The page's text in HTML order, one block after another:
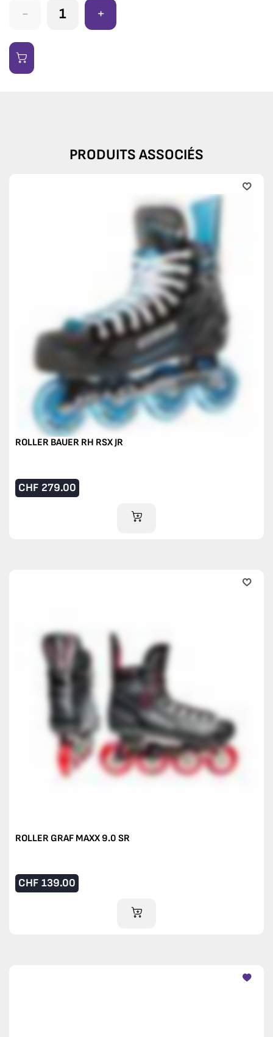
- +
PRODUITS ASSOCIÉS
ROLLER BAUER RH RSX JR
CHF 279.00
AJOUTER AU PANIER
ROLLER GRAF MAXX 9.0 SR
CHF 139.00
AJOUTER AU PANIER